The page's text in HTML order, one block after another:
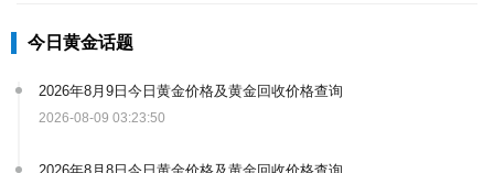
今日黄金话题
2026年8月9日今日黄金价格及黄金回收价格查询
2026-08-09 03:23:50